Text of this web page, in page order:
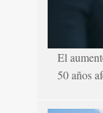
El
50 años